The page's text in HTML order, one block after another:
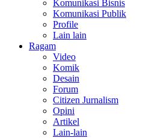
Komunikasi Bisnis
Komunikasi Publik
Profile
Lain lain
Ragam
Video
Komik
Desain
Forum
Citizen Jurnalism
Opini
Artikel
Lain-lain